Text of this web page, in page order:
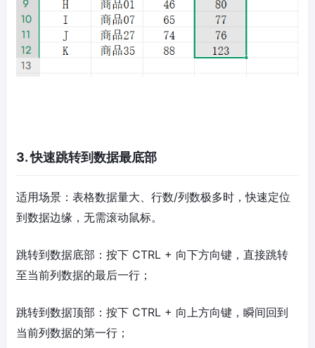
3. 快速跳转到数据最底部
适用场景：表格数据量大、行数/列数极多时，快速定位
到数据边缘，无需滚动鼠标。​
跳转到数据底部：按下 CTRL + 向下方向键，直接跳转
至当前列数据的最后一行；​
跳转到数据顶部：按下 CTRL + 向上方向键，瞬间回到
当前列数据的第一行；​